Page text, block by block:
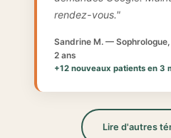
rendez-vous."
Sandrine M. —
2 ans
+12 nouveaux patients en 3
Lire d'autres